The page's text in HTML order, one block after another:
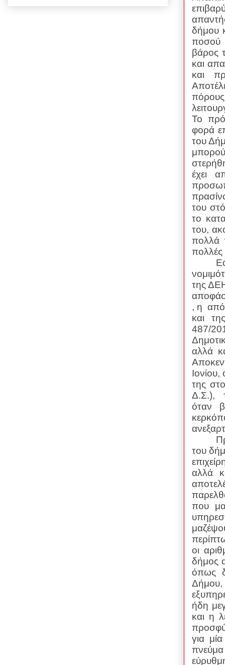
δήμου
ποσού
βάρος
και
και
Το
φορά
του
έχει
του
το
του,
πολλά
πολλές
της
, η από
και
487/
αλλά
της
Δ.Σ.),
όταν
του
αλλά
που
οι
δήμος
όπως
ήδη
και η
για